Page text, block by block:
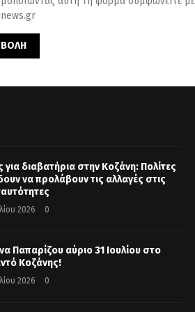
για διαβατήρια στην Κοζάνη: Πολίτες
να προλάβουν τις αλλαγές στις
2026 0
Παπαρίζου αύριο 31 Ιουλίου στο
Κοζάνης!
2026 0